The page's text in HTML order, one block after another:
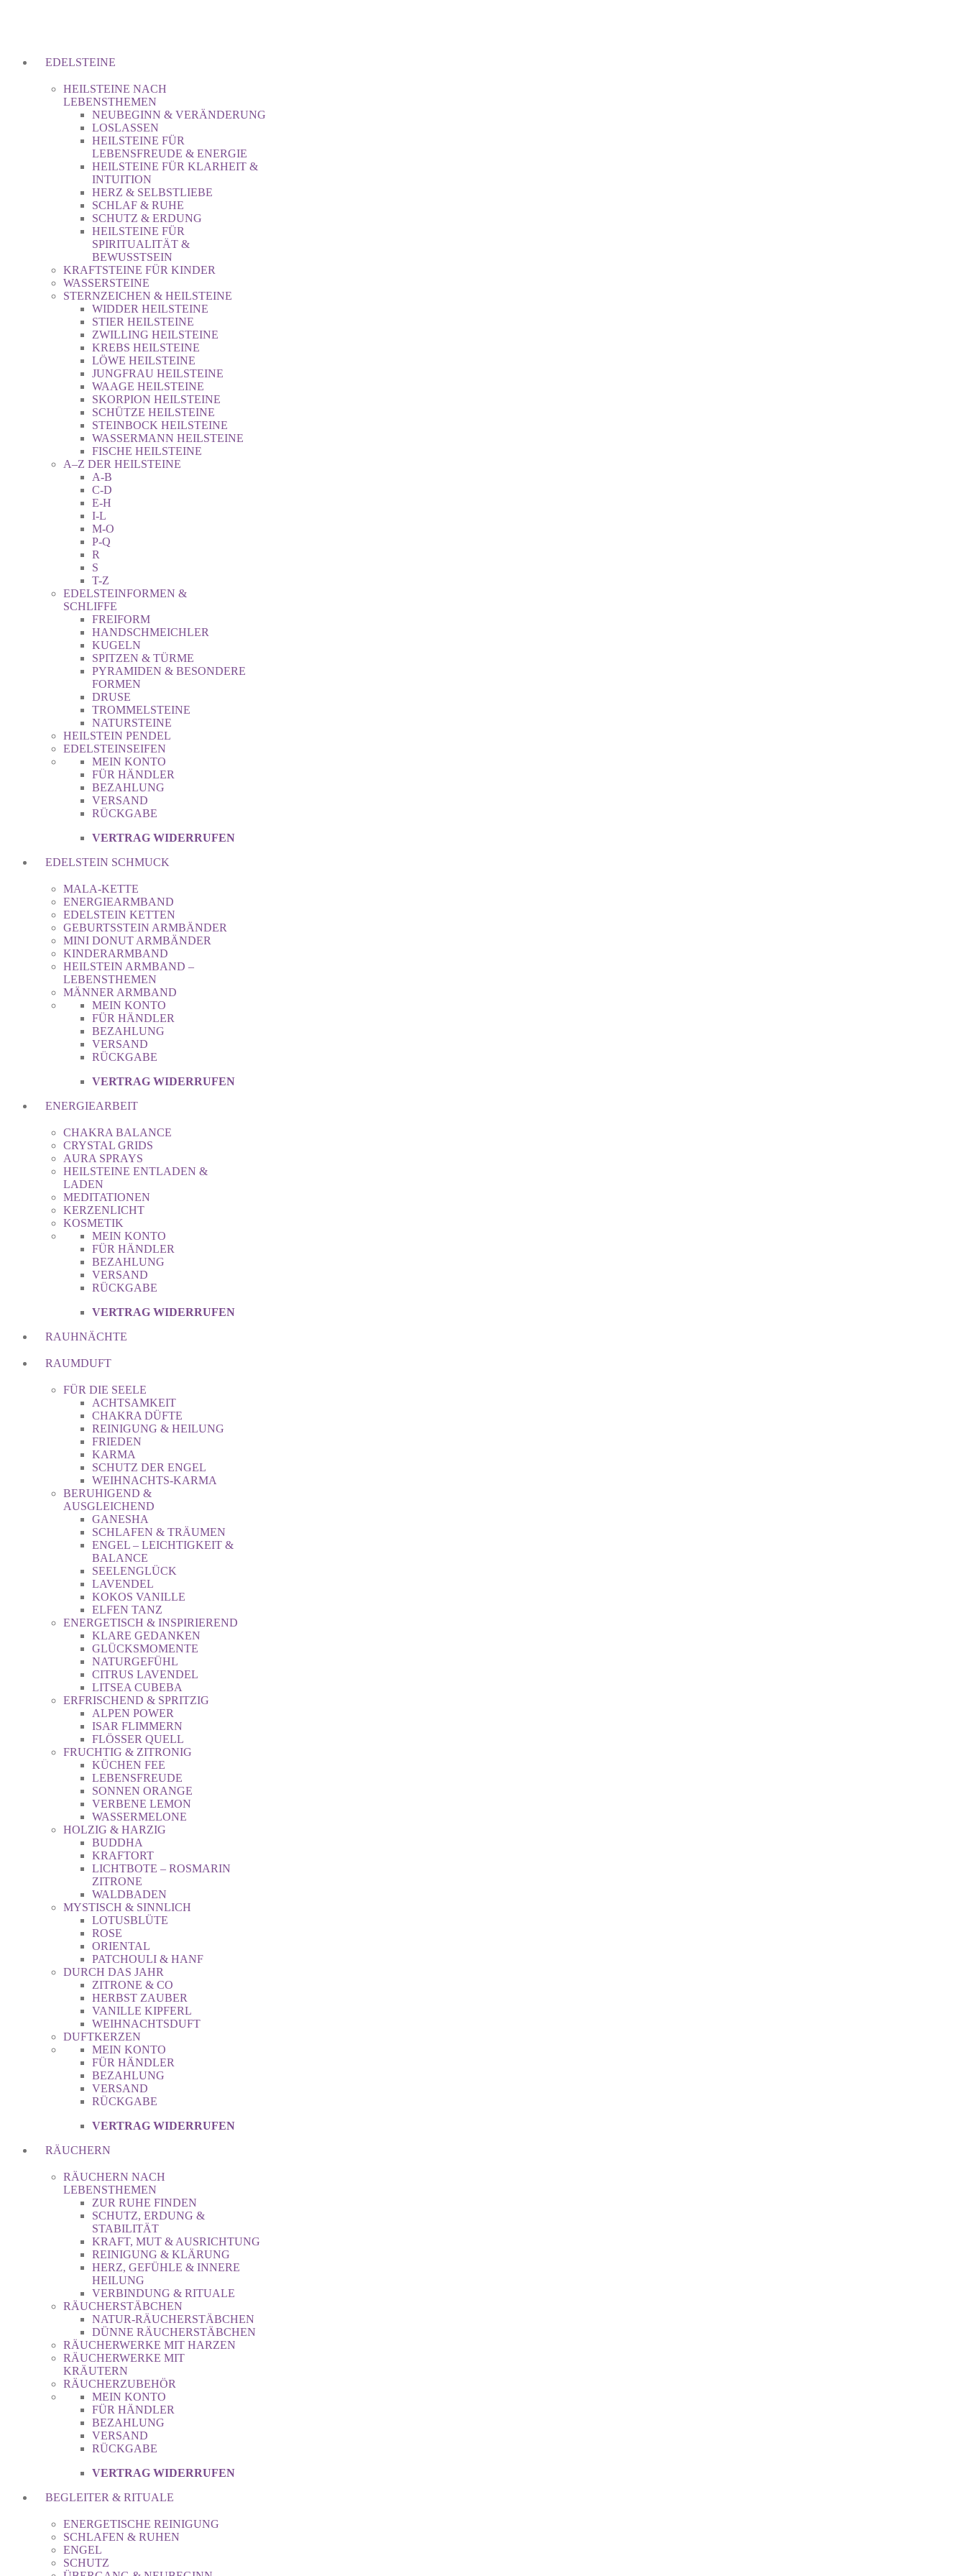
EDELSTEINE
HEILSTEINE NACH
LEBENSTHEMEN
NEUBEGINN & VERÄNDERUNG
LOSLASSEN
HEILSTEINE FÜR
LEBENSFREUDE & ENERGIE
HEILSTEINE FÜR KLARHEIT &
INTUITION
HERZ & SELBSTLIEBE
SCHLAF & RUHE
SCHUTZ & ERDUNG
HEILSTEINE FÜR
SPIRITUALITÄT &
BEWUSSTSEIN
KRAFTSTEINE FÜR KINDER
WASSERSTEINE
STERNZEICHEN & HEILSTEINE
WIDDER HEILSTEINE
STIER HEILSTEINE
ZWILLING HEILSTEINE
KREBS HEILSTEINE
LÖWE HEILSTEINE
JUNGFRAU HEILSTEINE
WAAGE HEILSTEINE
SKORPION HEILSTEINE
SCHÜTZE HEILSTEINE
STEINBOCK HEILSTEINE
WASSERMANN HEILSTEINE
FISCHE HEILSTEINE
A–Z DER HEILSTEINE
A-B
C-D
E-H
I-L
M-O
P-Q
R
S
T-Z
EDELSTEINFORMEN &
SCHLIFFE
FREIFORM
HANDSCHMEICHLER
KUGELN
SPITZEN & TÜRME
PYRAMIDEN & BESONDERE
FORMEN
DRUSE
TROMMELSTEINE
NATURSTEINE
HEILSTEIN PENDEL
EDELSTEINSEIFEN
MEIN KONTO
FÜR HÄNDLER
BEZAHLUNG
VERSAND
RÜCKGABE
VERTRAG WIDERRUFEN
EDELSTEIN SCHMUCK
MALA-KETTE
ENERGIEARMBAND
EDELSTEIN KETTEN
GEBURTSSTEIN ARMBÄNDER
MINI DONUT ARMBÄNDER
KINDERARMBAND
HEILSTEIN ARMBAND –
LEBENSTHEMEN
MÄNNER ARMBAND
MEIN KONTO
FÜR HÄNDLER
BEZAHLUNG
VERSAND
RÜCKGABE
VERTRAG WIDERRUFEN
ENERGIEARBEIT
CHAKRA BALANCE
CRYSTAL GRIDS
AURA SPRAYS
HEILSTEINE ENTLADEN &
LADEN
MEDITATIONEN
KERZENLICHT
KOSMETIK
MEIN KONTO
FÜR HÄNDLER
BEZAHLUNG
VERSAND
RÜCKGABE
VERTRAG WIDERRUFEN
RAUHNÄCHTE
RAUMDUFT
FÜR DIE SEELE
ACHTSAMKEIT
CHAKRA DÜFTE
REINIGUNG & HEILUNG
FRIEDEN
KARMA
SCHUTZ DER ENGEL
WEIHNACHTS-KARMA
BERUHIGEND &
AUSGLEICHEND
GANESHA
SCHLAFEN & TRÄUMEN
ENGEL – LEICHTIGKEIT &
BALANCE
SEELENGLÜCK
LAVENDEL
KOKOS VANILLE
ELFEN TANZ
ENERGETISCH & INSPIRIEREND
KLARE GEDANKEN
GLÜCKSMOMENTE
NATURGEFÜHL
CITRUS LAVENDEL
LITSEA CUBEBA
ERFRISCHEND & SPRITZIG
ALPEN POWER
ISAR FLIMMERN
FLÖSSER QUELL
FRUCHTIG & ZITRONIG
KÜCHEN FEE
LEBENSFREUDE
SONNEN ORANGE
VERBENE LEMON
WASSERMELONE
HOLZIG & HARZIG
BUDDHA
KRAFTORT
LICHTBOTE – ROSMARIN
ZITRONE
WALDBADEN
MYSTISCH & SINNLICH
LOTUSBLÜTE
ROSE
ORIENTAL
PATCHOULI & HANF
DURCH DAS JAHR
ZITRONE & CO
HERBST ZAUBER
VANILLE KIPFERL
WEIHNACHTSDUFT
DUFTKERZEN
MEIN KONTO
FÜR HÄNDLER
BEZAHLUNG
VERSAND
RÜCKGABE
VERTRAG WIDERRUFEN
RÄUCHERN
RÄUCHERN NACH
LEBENSTHEMEN
ZUR RUHE FINDEN
SCHUTZ, ERDUNG &
STABILITÄT
KRAFT, MUT & AUSRICHTUNG
REINIGUNG & KLÄRUNG
HERZ, GEFÜHLE & INNERE
HEILUNG
VERBINDUNG & RITUALE
RÄUCHERSTÄBCHEN
NATUR-RÄUCHERSTÄBCHEN
DÜNNE RÄUCHERSTÄBCHEN
RÄUCHERWERKE MIT HARZEN
RÄUCHERWERKE MIT
KRÄUTERN
RÄUCHERZUBEHÖR
MEIN KONTO
FÜR HÄNDLER
BEZAHLUNG
VERSAND
RÜCKGABE
VERTRAG WIDERRUFEN
BEGLEITER & RITUALE
ENERGETISCHE REINIGUNG
SCHLAFEN & RUHEN
ENGEL
SCHUTZ